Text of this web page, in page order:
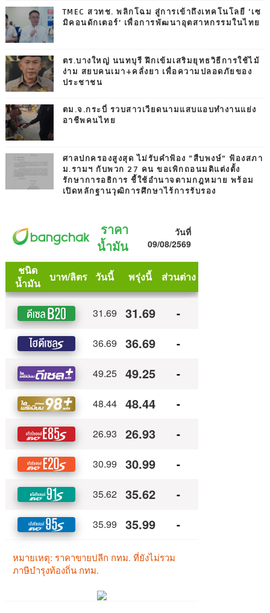
TMEC สวทช. พลิกโฉม สู่การเข้าถึงเทคโนโลยี ‘เซ
มิคอนดักเตอร์’ เพื่อการพัฒนาอุตสาหกรรมในไทย
ตร.บางใหญ่ นนทบุรี ฝึกเข้มเสริมยุทธวิธีการใช้ไม้
ง่าม สยบคนเมา+คลั่งยา เพื่อความปลอดภัยของ
ประชาชน
ตม.จ.กระบี่ รวบสาวเวียดนามแสบแอบทำงานแย่ง
อาชีพคนไทย
ศาลปกครองสูงสุด ไม่รับคำฟ้อง “สืบพงษ์” ฟ้องสภา
ม.รามฯ กับพวก 27 คน ขอเพิกถอนมติแต่งตั้ง
รักษาการอธิการ ชี้ใช้อำนาจตามกฎหมาย พร้อม
เปิดหลักฐานวุฒิการศึกษาไร้การรับรอง